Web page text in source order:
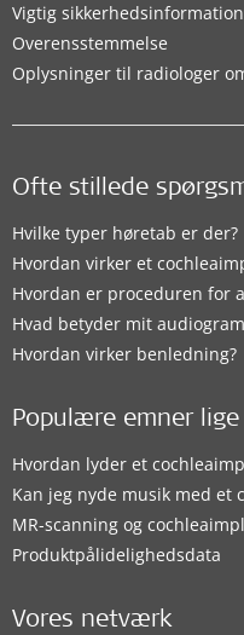
Vigtig sikkerhedsinformation
Overensstemmelse
Oplysninger til radiologer
Ofte stillede
Hvilke typer høretab er der?
Hvordan virker et
Hvordan er proceduren for
Hvad betyder mit
Hvordan virker benledning?
Populære emner lige
Hvordan lyder et
Kan jeg nyde musik med et
MR-scanning og
Produktpålidelighedsdata
Vores netværk